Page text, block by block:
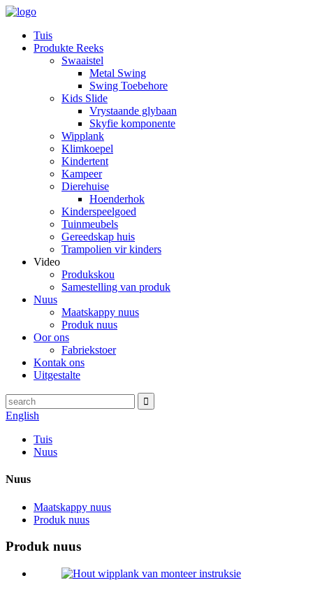
Tuis
Produkte Reeks
Swaaistel
Metal Swing
Swing Toebehore
Kids Slide
Vrystaande glybaan
Skyfie komponente
Wipplank
Klimkoepel
Kindertent
Kampeer
Dierehuise
Hoenderhok
Kinderspeelgoed
Tuinmeubels
Gereedskap huis
Trampolien vir kinders
Video
Produkskou
Samestelling van produk
Nuus
Maatskappy nuus
Produk nuus
Oor ons
Fabriekstoer
Kontak ons
Uitgestalte
English
Tuis
Nuus
Nuus
Maatskappy nuus
Produk nuus
Produk nuus